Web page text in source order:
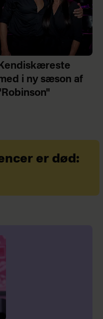
Kendiskæreste
i ny sæson af
er død: